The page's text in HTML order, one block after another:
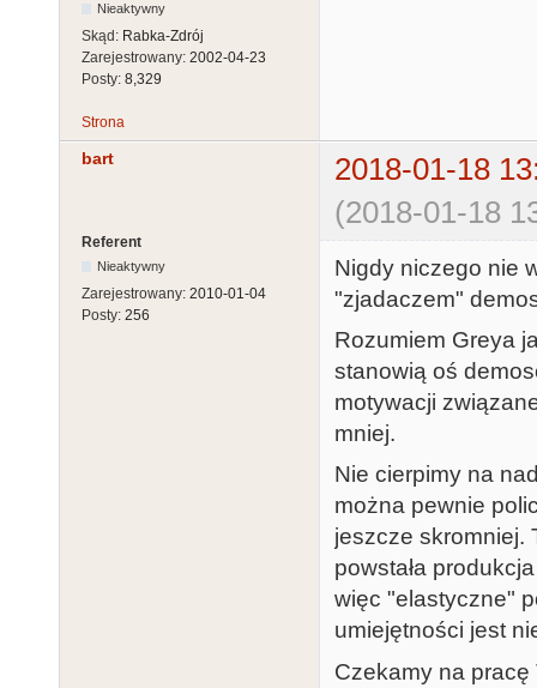
Nieaktywny
Skąd: Rabka-Zdrój
Zarejestrowany: 2002-04-23
Posty: 8,329
Strona
bart
2018-01-18
(2018-01-18
Referent
Nieaktywny
Zarejestrowany: 2010-01-04
Posty: 256
Nigdy niczego nie
"zjadaczem"
Rozumiem Greya
stanowią oś
motywacji
mniej.
Nie cierpimy na
można pewnie
jeszcze skromniej.
powstała
więc "elastyczne"
umiejętności jest
Czekamy na